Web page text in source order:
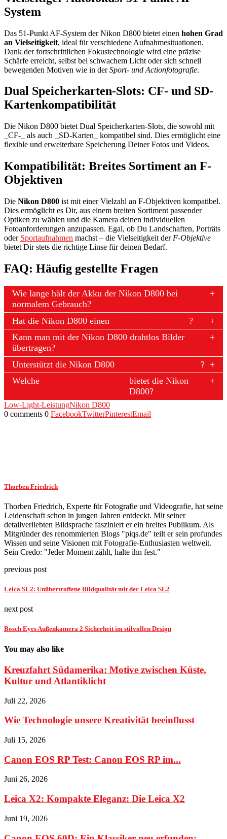
System
Das 51-Punkt AF-System der Nikon D800 bietet einen hohen Grad
an Vielseitigkeit, ideal für verschiedene Aufnahmesituationen.
Dank der fortschrittlichen Fokustechnologie wird eine präzise
Schärfe erreicht, selbst bei schwachem Licht oder sich schnell
bewegenden Motiven wie in derSport- und Actionfotografie.
Dual Speicherkarten-Slots: CF- und SD-
Kartenkompatibilität
Die Nikon D800 bietet Dual Speicherkarten-Slots, die sowohl mit
_CF-_ als auch _SD-Karten_ kompatibel sind. Dies ermöglicht eine
flexible und erweiterbare Speicherung Deiner Fotos und Videos.
Kompatibilität: Breites Sortiment an F-
Objektiven
Die Nikon D800 ist mit einer Vielzahl an F-Objektiven kompatibel.
Dies ermöglicht es Dir, aus einem breiten Sortiment passender
Optiken zu wählen und die Kamera deinen individuellen
Fotoanforderungen anzupassen. Egal, ob Du Landschaften, Porträts
oder Sportaufnahmen machst – die Vielseitigkeit der F-Objektive
bietet Dir stets die richtige Linse für deinen Bedarf.
FAQ: Häufig gestellte Fragen
Wie lange hält der Akku der Nikon D800 bei
normalem Gebrauch?
Hat die Nikon D800 einen
?
Kann man mit der Nikon D800 drahtlos Bilder
übertragen?
Unterstützt die Nikon D800
?
Welche
bietet die Nikon
D800?
Low-Light-LeistungNikon D800
0 comments 0 FacebookTwitterPinterestEmail
Thorben Friedrich
Thorben Friedrich, Experte für Fotografie und Videografie, hat seine
Leidenschaft schon in jungen Jahren entdeckt. Mit seiner
detailverliebten Bildsprache fasziniert er ein breites Publikum. Als
Mitgründer des renommierten Blogs "piqs.de" teilt er sein profundes
Wissen und seine Visionen mit Fotografie-Enthusiasten weltweit.
Sein Credo: "Jeder Moment zählt, halte ihn fest."
previous post
Leica SL2: Unübertroffene Bildqualität mit der Leica SL2
next post
Bosch Eyes Außenkamera 2 Sicherheit im stilvollen Design
You may also like
Kreuzfahrt Südamerika: Motive zwischen Küste,
Kultur und Atlantiklicht
Juli 22, 2026
Wie Technologie unsere Kreativität beeinflusst
Juli 15, 2026
Canon EOS RP Test: Canon EOS RP im...
Juni 26, 2026
Leica X2: Kompakte Eleganz: Die Leica X2
Juni 19, 2026